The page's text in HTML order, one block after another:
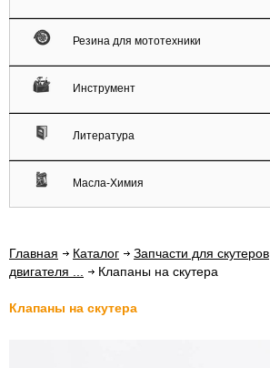
Резина для мототехники
Инструмент
Литература
Масла-Химия
Главная Каталог Запчасти для скутеров
двигателя ...
Клапаны на скутера
Клапаны на скутера